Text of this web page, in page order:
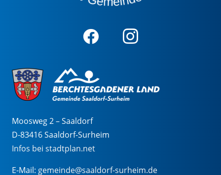
Moosweg 2 – Saaldorf
D-83416 Saaldorf-Surheim
Infos bei stadtplan.net
E-Mail: gemeinde@saaldorf-surheim.de